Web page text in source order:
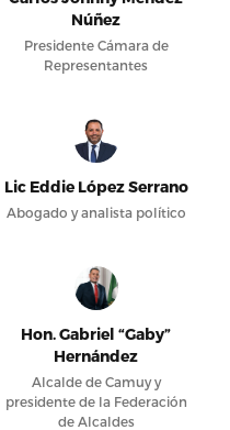
Núñez
Presidente Cámara de
Representantes
Lic Eddie López Serrano
Abogado y analista político
Hon. Gabriel “Gaby”
Hernández
Alcalde de Camuy y
presidente de la Federación
de Alcaldes